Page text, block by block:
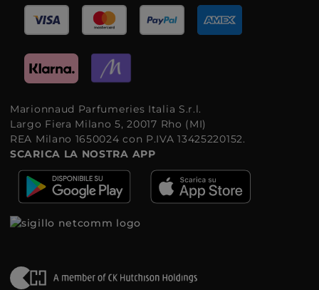
Marionnaud Parfumeries Italia S.r.l.
Largo Fiera Milano 5, 20017 Rho (MI)
REA Milano 1650024 con P.IVA 13425220152.
SCARICA LA NOSTRA APP